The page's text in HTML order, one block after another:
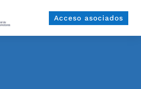
Acceso asociados